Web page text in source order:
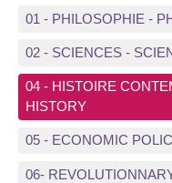
01 - PHILOSOPHIE -
02 - SCIENCES -
04 - HISTOIRE
HISTORY
05 - ECONOMIC
06-